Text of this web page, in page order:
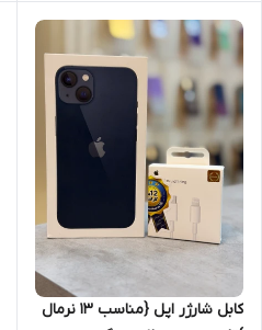
کابل شارژر اپل {مناسب 13 نرمال